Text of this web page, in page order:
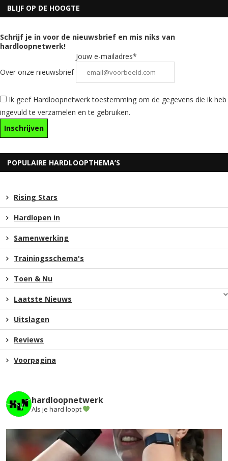
BLIJF OP DE HOOGTE
Schrijf je in voor de nieuwsbrief en mis niks van
hardloopnetwerk!
Over onze nieuwsbrief
Jouw e-mailadres*
Ik geef Hardloopnetwerk toestemming om de gegevens die ik heb
ingevuld te verzamelen en te gebruiken.
POPULAIRE HARDLOOPTHEMA’S
Rising Stars
Hardlopen in
Samenwerking
Trainingsschema's
Toen & Nu
Laatste Nieuws
Uitslagen
Reviews
Voorpagina
hardloopnetwerk
Als je hard loopt